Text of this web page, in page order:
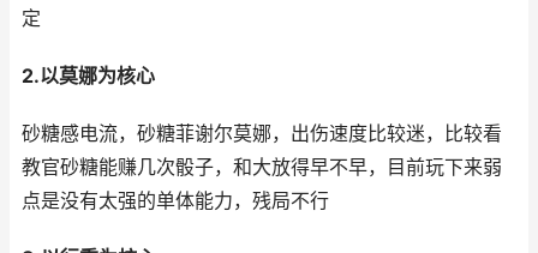
定
2.以莫娜为核心
砂糖感电流，砂糖菲谢尔莫娜，出伤速度比较迷，比较看
教官砂糖能赚几次骰子，和大放得早不早，目前玩下来弱
点是没有太强的单体能力，残局不行